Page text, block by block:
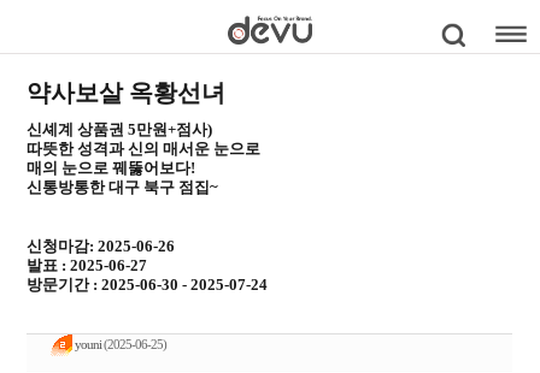
약사보살 옥황선녀
신셰계 상품권 5만원+점사)
따뜻한 성격과 신의 매서운 눈으로
매의 눈으로 꿰뚫어보다!
신통방통한 대구 북구 점집~
신청마감: 2025-06-26
발표 : 2025-06-27
방문기간 : 2025-06-30 - 2025-07-24
youni(2025-06-25)